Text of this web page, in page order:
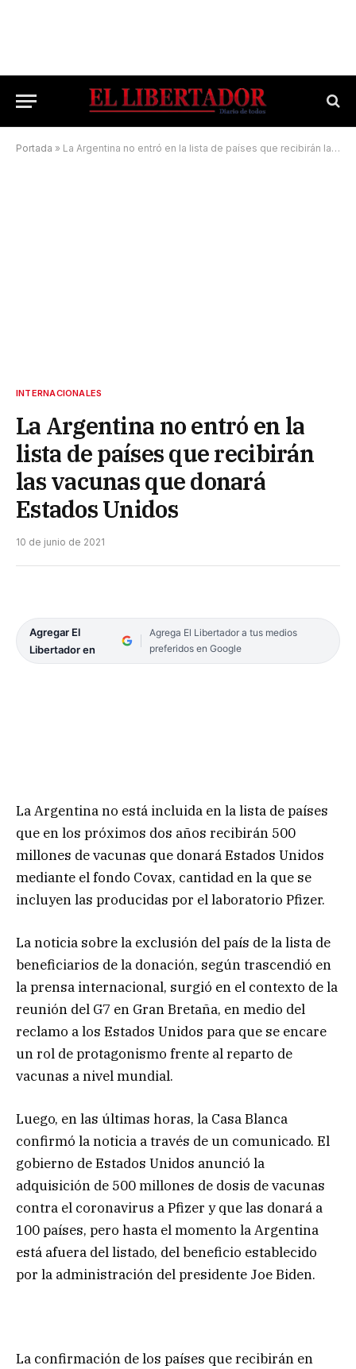
Portada » La Argentina no entró en la lista de países que recibirán las vacunas que donará Estados Unidos
INTERNACIONALES
La Argentina no entró en la
lista de países que recibirán
las vacunas que donará
Estados Unidos
10 de junio de 2021
Agregar El
Libertador en
Agrega El Libertador a tus medios
preferidos en Google
La Argentina no está incluida en la lista de países
que en los próximos dos años recibirán 500
millones de vacunas que donará Estados Unidos
mediante el fondo Covax, cantidad en la que se
incluyen las producidas por el laboratorio Pfizer.
La noticia sobre la exclusión del país de la lista de
beneficiarios de la donación, según trascendió en
la prensa internacional, surgió en el contexto de la
reunión del G7 en Gran Bretaña, en medio del
reclamo a los Estados Unidos para que se encare
un rol de protagonismo frente al reparto de
vacunas a nivel mundial.
Luego, en las últimas horas, la Casa Blanca
confirmó la noticia a través de un comunicado. El
gobierno de Estados Unidos anunció la
adquisición de 500 millones de dosis de vacunas
contra el coronavirus a Pfizer y que las donará a
100 países, pero hasta el momento la Argentina
está afuera del listado, del beneficio establecido
por la administración del presidente Joe Biden.
La confirmación de los países que recibirán en